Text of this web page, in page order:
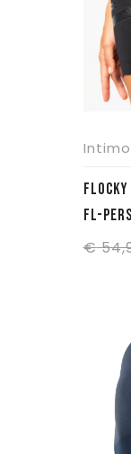
Intimo
FLOCKY SHORTS PERFORMER- NERO –
FL-
€